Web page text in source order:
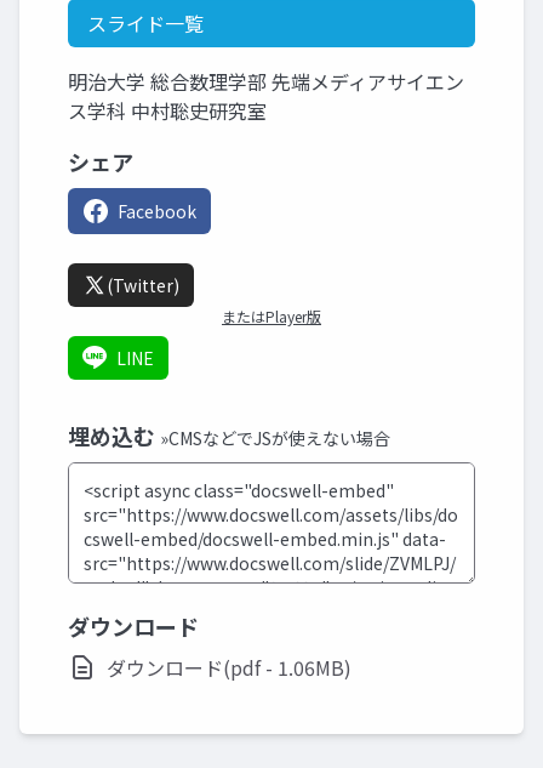
スライド一覧
明治大学 総合数理学部 先端メディアサイエン
ス学科 中村聡史研究室
シェア
Facebook
(Twitter)
またはPlayer版
LINE
埋め込む »CMSなどでJSが使えない場合
ダウンロード
ダウンロード(pdf - 1.06MB)